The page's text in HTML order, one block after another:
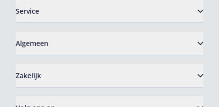
Service
Algemeen
Zakelijk